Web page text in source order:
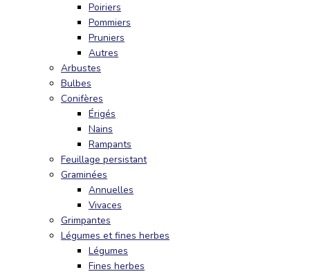
Poiriers
Pommiers
Pruniers
Autres
Arbustes
Bulbes
Conifères
Érigés
Nains
Rampants
Feuillage persistant
Graminées
Annuelles
Vivaces
Grimpantes
Légumes et fines herbes
Légumes
Fines herbes